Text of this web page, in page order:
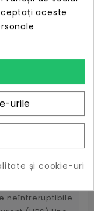
unit
lei
aceste
urile
și cookie-uri